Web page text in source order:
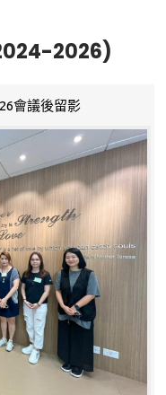
2026)
會議後留影